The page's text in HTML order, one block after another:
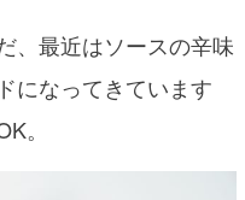
、最近はソースの辛味
になってきています
。